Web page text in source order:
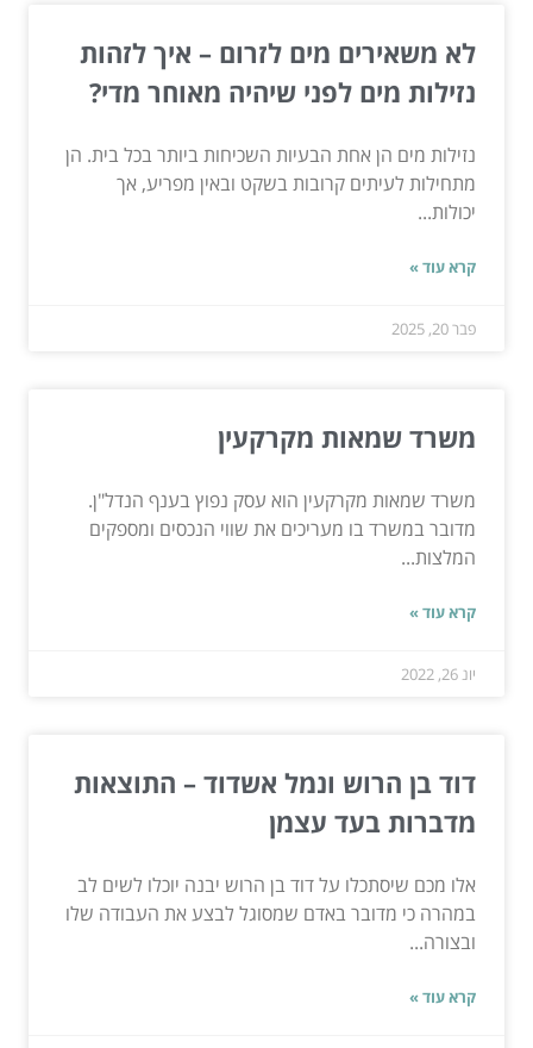
לא משאירים מים לזרום – איך לזהות
נזילות מים לפני שיהיה מאוחר מדי?
נזילות מים הן אחת הבעיות השכיחות ביותר בכל בית. הן
מתחילות לעיתים קרובות בשקט ובאין מפריע, אך
יכולות...
קרא עוד »
פבר 20, 2025
משרד שמאות מקרקעין
משרד שמאות מקרקעין הוא עסק נפוץ בענף הנדל"ן.
מדובר במשרד בו מעריכים את שווי הנכסים ומספקים
המלצות...
קרא עוד »
יונ 26, 2022
דוד בן הרוש ונמל אשדוד – התוצאות
מדברות בעד עצמן
אלו מכם שיסתכלו על דוד בן הרוש יבנה יוכלו לשים לב
במהרה כי מדובר באדם שמסוגל לבצע את העבודה שלו
ובצורה...
קרא עוד »